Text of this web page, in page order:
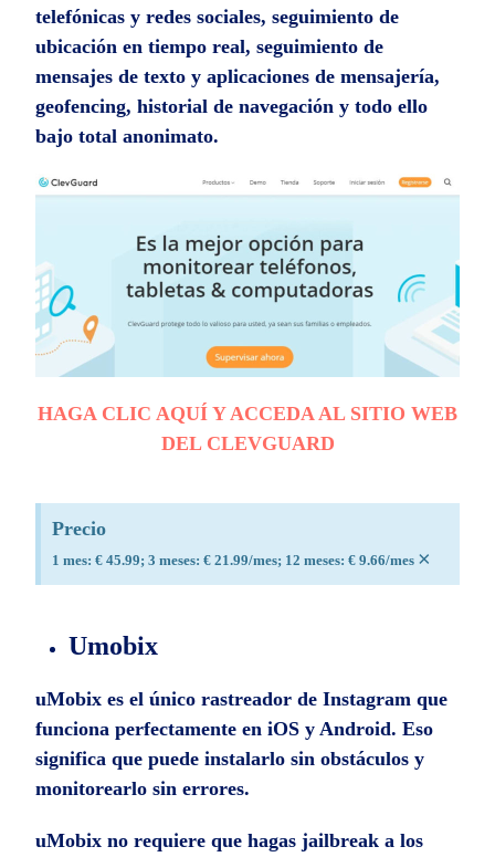
telefónicas y redes sociales, seguimiento de
ubicación en tiempo real, seguimiento de
mensajes de texto y aplicaciones de mensajería,
geofencing, historial de navegación y todo ello
bajo total anonimato.
HAGA CLIC AQUÍ Y ACCEDA AL SITIO WEB
DEL CLEVGUARD
Precio
1 mes: € 45.99; 3 meses: € 21.99/mes; 12 meses: € 9.66/mes ×
Umobix
uMobix es el único rastreador de Instagram que
funciona perfectamente en iOS y Android. Eso
significa que puede instalarlo sin obstáculos y
monitorearlo sin errores.
uMobix no requiere que hagas jailbreak a los